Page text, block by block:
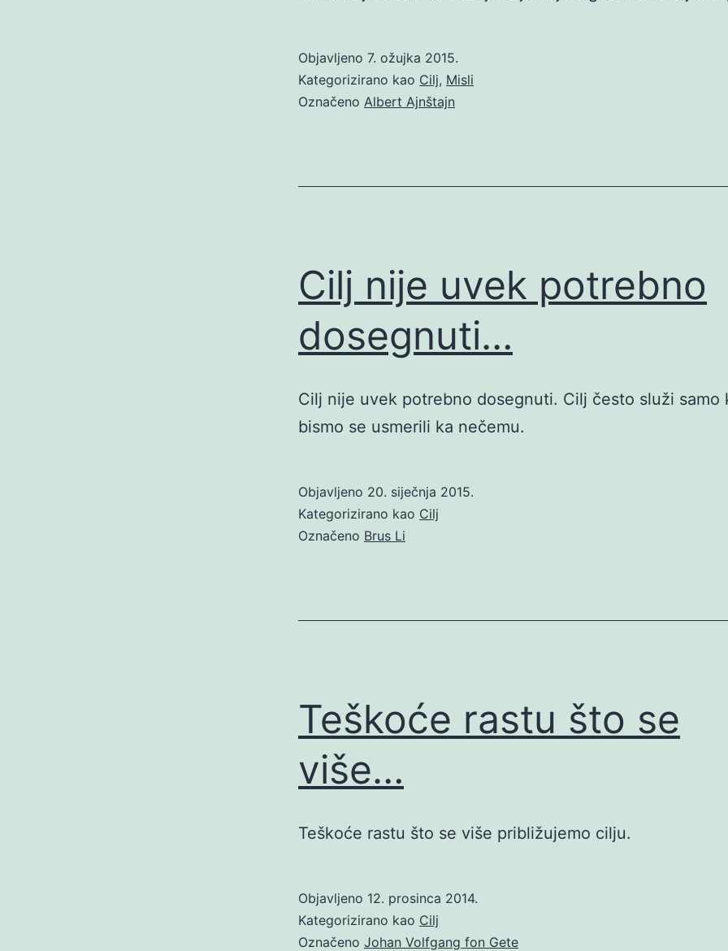
Objavljeno 7. ožujka 2015.
Kategorizirano kao Cilj, Misli
Označeno Albert Ajnštajn
Cilj nije uvek potrebno
dosegnuti…
Cilj nije uvek potrebno dosegnuti. Cilj često služi samo
bismo se usmerili ka nečemu.
Objavljeno 20. siječnja 2015.
Kategorizirano kao Cilj
Označeno Brus Li
Teškoće rastu što se
više…
Teškoće rastu što se više približujemo cilju.
Objavljeno 12. prosinca 2014.
Kategorizirano kao Cilj
Označeno Johan Volfgang fon Gete